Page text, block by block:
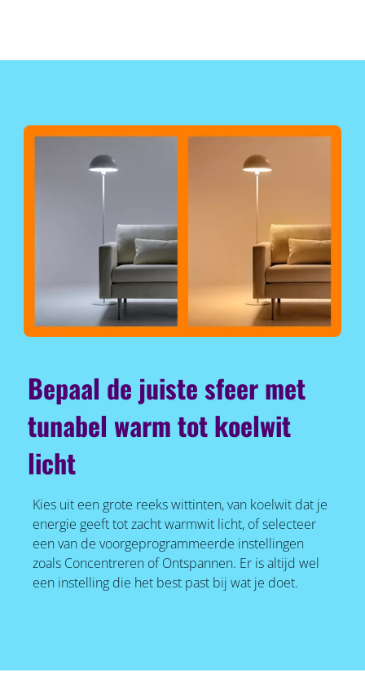
Bepaal de juiste sfeer met
tunabel warm tot koelwit
licht
Kies uit een grote reeks wittinten, van koelwit dat je
energie geeft tot zacht warmwit licht, of selecteer
een van de voorgeprogrammeerde instellingen
zoals Concentreren of Ontspannen. Er is altijd wel
een instelling die het best past bij wat je doet.